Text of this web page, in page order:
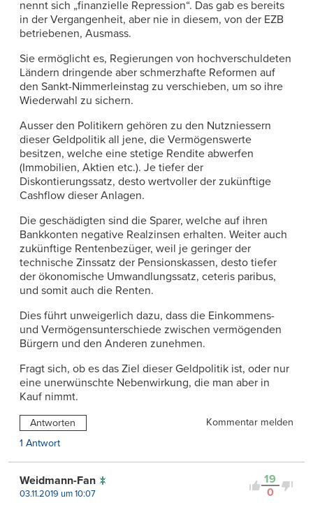
nennt sich „finanzielle Repression“. Das gab es bereits
in der Vergangenheit, aber nie in diesem, von der EZB
betriebenen, Ausmass.
Sie ermöglicht es, Regierungen von hochverschuldeten
Ländern dringende aber schmerzhafte Reformen auf
den Sankt-Nimmerleinstag zu verschieben, um so ihre
Wiederwahl zu sichern.
Ausser den Politikern gehören zu den Nutzniessern
dieser Geldpolitik all jene, die Vermögenswerte
besitzen, welche eine stetige Rendite abwerfen
(Immobilien, Aktien etc.). Je tiefer der
Diskontierungssatz, desto wertvoller der zukünftige
Cashflow dieser Anlagen.
Die geschädigten sind die Sparer, welche auf ihren
Bankkonten negative Realzinsen erhalten. Weiter auch
zukünftige Rentenbezüger, weil je geringer der
technische Zinssatz der Pensionskassen, desto tiefer
der ökonomische Umwandlungssatz, ceteris paribus,
und somit auch die Renten.
Dies führt unweigerlich dazu, dass die Einkommens-
und Vermögensunterschiede zwischen vermögenden
Bürgern und den Anderen zunehmen.
Fragt sich, ob es das Ziel dieser Geldpolitik ist, oder nur
eine unerwünschte Nebenwirkung, die man aber in
Kauf nimmt.
Antworten
Kommentar melden
1 Antwort
19
0
Weidmann-Fan
03.11.2019 um 10:07